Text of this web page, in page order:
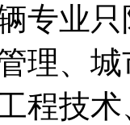
专业
理、
程技